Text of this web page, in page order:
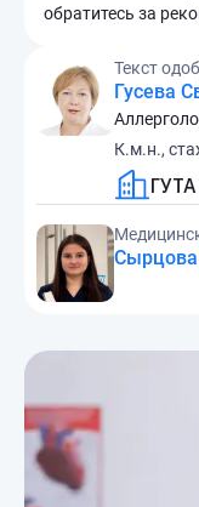
обратитесь за
Текст
Гусева
К.м.н.,